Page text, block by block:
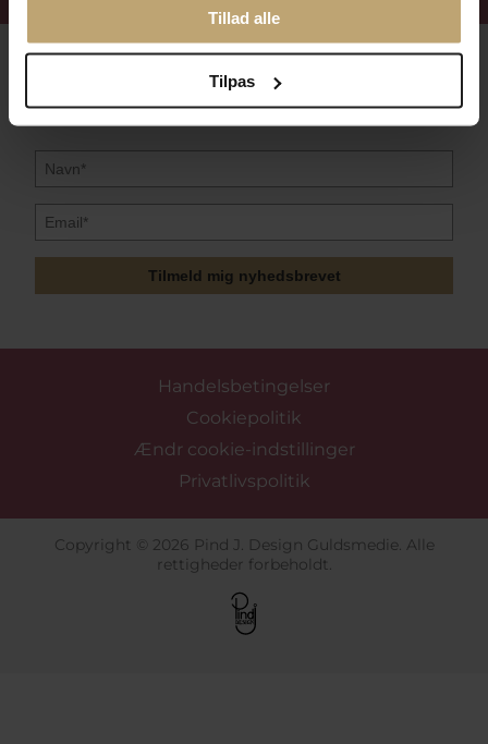
Tillad alle
Tilpas
Følg med i vores nyhedsbrev
Læs mere her
Tilmeld mig nyhedsbrevet
Handelsbetingelser
Cookiepolitik
Ændr cookie-indstillinger
Privatlivspolitik
Copyright © 2026 Pind J. Design Guldsmedie. Alle
rettigheder forbeholdt.